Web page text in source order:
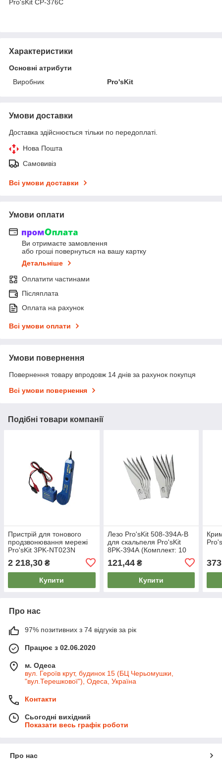
Pro'sKit CP-376C
Характеристики
Основні атрибути
Виробник
Pro'sKit
Умови доставки
Доставка здійснюється тільки по передоплаті.
Нова Пошта
Самовивіз
Всі умови доставки
Умови оплати
Ви отримаєте замовлення
або гроші повернуться на вашу картку
Детальніше
Оплатити частинами
Післяплата
Оплата на рахунок
Всі умови оплати
Умови повернення
Повернення товару впродовж 14 днів за рахунок покупця
Всі умови повернення
Подібні товари компанії
Пристрій для тонового
продзвонювання мережі
Pro'sKit 3PK-NT023N
2 218,30 ₴
Купити
Лезо Pro'sKit 508-394A-B
для скальпеля Pro'sKit
8PK-394А (Комплект: 10
121,44₴
Купити
Про нас
97% позитивних з 74 відгуків за рік
Працює з 02.06.2020
м. Одеса
вул. Героїв крут, будинок 15 (БЦ Черьомушки,
"вул.Терешкової"), Одеса, Україна
Контакти
Сьогодні вихідний
Показати весь графік роботи
Про нас